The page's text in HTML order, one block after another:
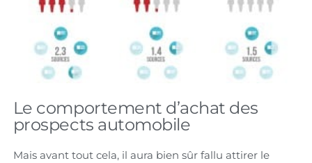
Le comportement d’achat des
prospects automobile
Mais avant tout cela, il aura bien sûr fallu attirer le